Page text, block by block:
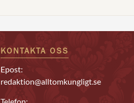
KONTAKTA OSS
Epost:
redaktion@alltomkungligt.se